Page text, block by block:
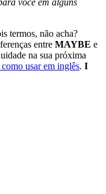
termos, não acha?
entre MAYBE e
na sua próxima
usar em inglês. I